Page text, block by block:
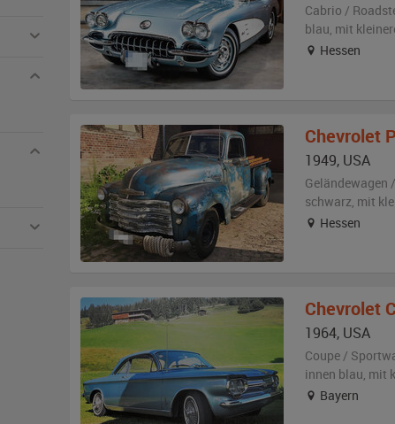
Cabrio /
blau, mit
Hessen
Chevrolet
1949, USA
Geländewagen
schwarz, mit
Hessen
Chevrolet
1964, USA
Coupe /
innen blau, mit
Bayern